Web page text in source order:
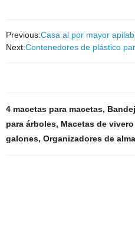
Previous:Casa al por mayor
Next:Contenedores de plástico
4 macetas para macetas,
para árboles, Macetas de
galones, Organizadores de